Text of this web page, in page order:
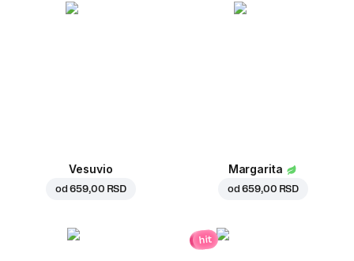
Vesuvio
od659,00 RSD
Margarita
od659,00 RSD
hit